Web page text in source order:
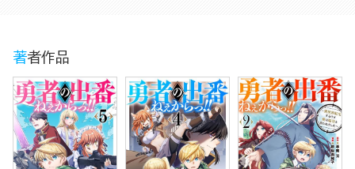
著者作品